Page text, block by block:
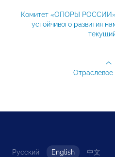
Комитет «ОПОРЫ РОССИИ»
устойчивого развития
Отраслевое
Русский English 中文